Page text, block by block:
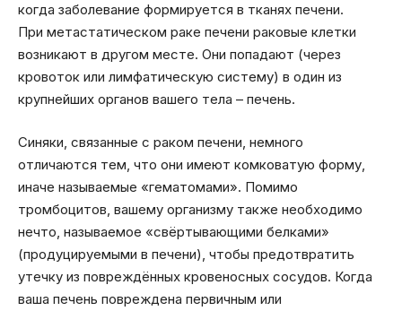
когда заболевание формируется в тканях печени.
При метастатическом раке печени раковые клетки
возникают в другом месте. Они попадают (через
кровоток или лимфатическую систему) в один из
крупнейших органов вашего тела – печень.
Синяки, связанные с раком печени, немного
отличаются тем, что они имеют комковатую форму,
иначе называемые «гематомами». Помимо
тромбоцитов, вашему организму также необходимо
нечто, называемое «свёртывающими белками»
(продуцируемыми в печени), чтобы предотвратить
утечку из повреждённых кровеносных сосудов. Когда
ваша печень повреждена первичным или